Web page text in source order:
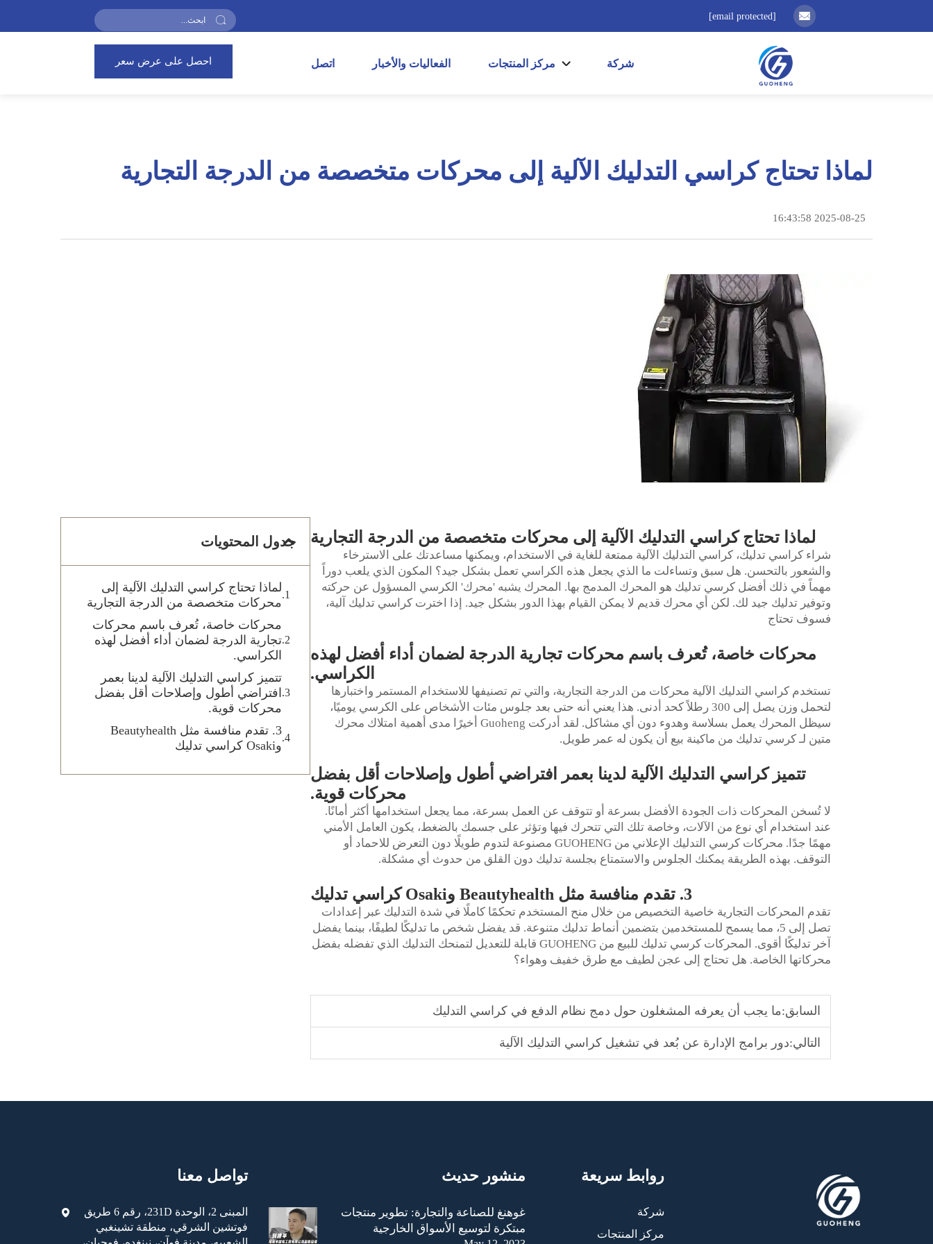
[email protected]
شركة مركز المنتجات الفعاليات والأخبار اتصل احصل على عرض سعر
لماذا تحتاج كراسي التدليك الآلية إلى محركات متخصصة من الدرجة التجارية
2025-08-25 16:43:58
لماذا تحتاج كراسي التدليك الآلية إلى محركات متخصصة من الدرجة التجارية
شراء كراسي تدليك، كراسي التدليك الآلية ممتعة للغاية في الاستخدام، ويمكنها مساعدتك على الاسترخاء
والشعور بالتحسن. هل سبق وتساءلت ما الذي يجعل هذه الكراسي تعمل بشكل جيد؟ المكون الذي يلعب دوراً
مهماً في ذلك أفضل كرسي تدليك هو المحرك المدمج بها. المحرك يشبه 'محرك' الكرسي المسؤول عن حركته
وتوفير تدليك جيد لك. لكن أي محرك قديم لا يمكن القيام بهذا الدور بشكل جيد. إذا اخترت كراسي تدليك آلية،
فسوف تحتاج
محركات خاصة، تُعرف باسم محركات تجارية الدرجة لضمان أداء أفضل لهذه
الكراسي.
تستخدم كراسي التدليك الآلية محركات من الدرجة التجارية، والتي تم تصنيفها للاستخدام المستمر واختبارها
لتحمل وزن يصل إلى 300 رطلاً كحد أدنى. هذا يعني أنه حتى بعد جلوس مئات الأشخاص على الكرسي يوميًا،
سيظل المحرك يعمل بسلاسة وهدوء دون أي مشاكل. لقد أدركت Guoheng أخيرًا مدى أهمية امتلاك محرك
متين لـكرسي تدليك من ماكينة بيع أن يكون له عمر طويل.
تتميز كراسي التدليك الآلية لدينا بعمر افتراضي أطول وإصلاحات أقل بفضل
محركات قوية.
لا تُسخن المحركات ذات الجودة الأفضل بسرعة أو تتوقف عن العمل بسرعة، مما يجعل استخدامها أكثر أمانًا.
عند استخدام أي نوع من الآلات، وخاصة تلك التي تتحرك فيها وتؤثر على جسمك بالضغط، يكون العامل الأمني
مهمًا جدًا. محركات كرسي التدليك الإعلاني من GUOHENG مصنوعة لتدوم طويلًا دون التعرض للاحماد أو
التوقف. بهذه الطريقة يمكنك الجلوس والاستمتاع بجلسة تدليك دون القلق من حدوث أي مشكلة.
3. تقدم منافسة مثل Beautyhealth وOsaki كراسي تدليك
تقدم المحركات التجارية خاصية التخصيص من خلال منح المستخدم تحكمًا كاملًا في شدة التدليك عبر إعدادات
تصل إلى 5، مما يسمح للمستخدمين بتضمين أنماط تدليك متنوعة. قد يفضل شخص ما تدليكًا لطيفًا، بينما يفضل
آخر تدليكًا أقوى. المحركات كرسي تدليك للبيع
من GUOHENG قابلة للتعديل لتمنحك التدليك الذي تفضله بفضل
محركاتها الخاصة. هل تحتاج إلى عجن لطيف مع طرق خفيف وهواء؟
السابق:ما يجب أن يعرفه المشغلون حول دمج نظام الدفع في كراسي التدليك
التالي:دور برامج الإدارة عن بُعد في تشغيل كراسي التدليك الآلية
جدول المحتويات
لماذا تحتاج كراسي التدليك الآلية إلى
محركات متخصصة من الدرجة التجارية
محركات خاصة، تُعرف باسم محركات
تجارية الدرجة لضمان أداء أفضل لهذه
الكراسي.
تتميز كراسي التدليك الآلية لدينا بعمر
افتراضي أطول وإصلاحات أقل بفضل
محركات قوية.
3. تقدم منافسة مثل Beautyhealth
وOsaki كراسي تدليك
روابط سريعة
شركة
مركز المنتجات
منشور حديث
غوهنغ للصناعة والتجارة: تطوير منتجات
مبتكرة لتوسيع الأسواق الخارجية
تواصل معنا
المبنى 2، الوحدة 231D، رقم 6 طريق
فوتشين الشرقي، منطقة تشينغبي